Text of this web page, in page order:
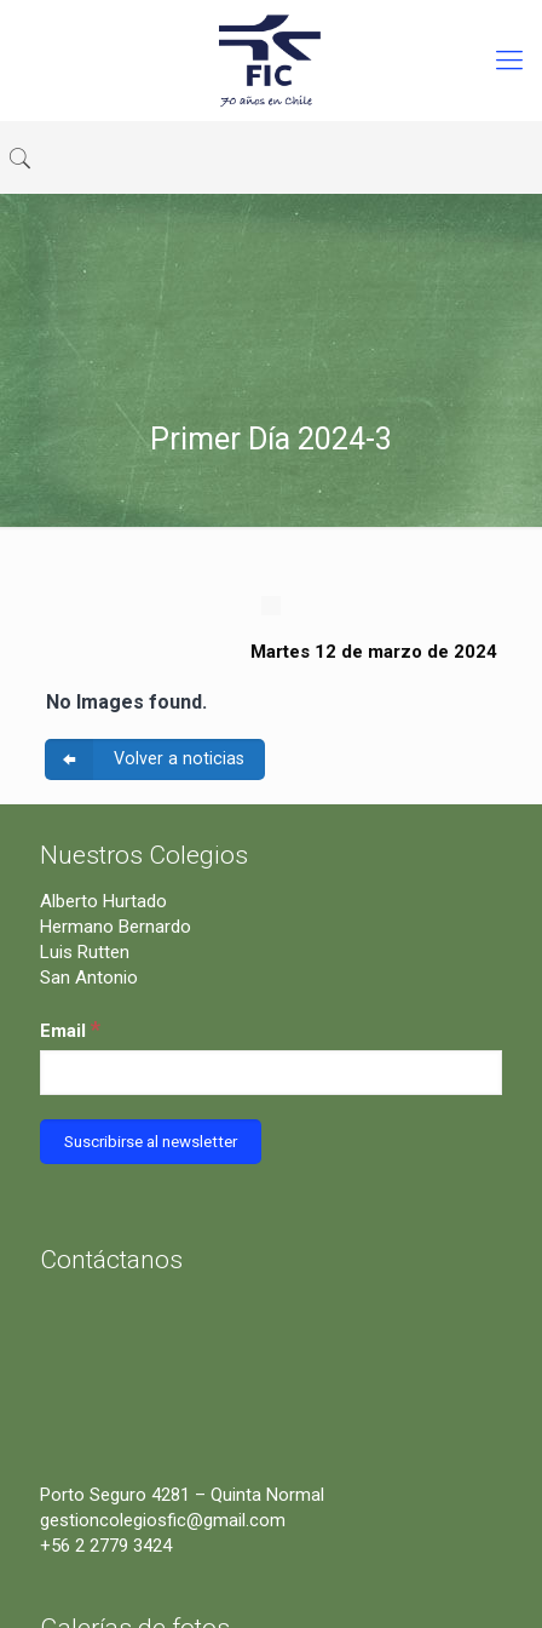
Primer Día 2024-3
Martes 12 de marzo de 2024
No Images found.
Volver a noticias
Nuestros Colegios
Alberto Hurtado
Hermano Bernardo
Luis Rutten
San Antonio
Email *
Contáctanos
Porto Seguro 4281 – Quinta Normal
gestioncolegiosfic@gmail.com
+56 2 2779 3424